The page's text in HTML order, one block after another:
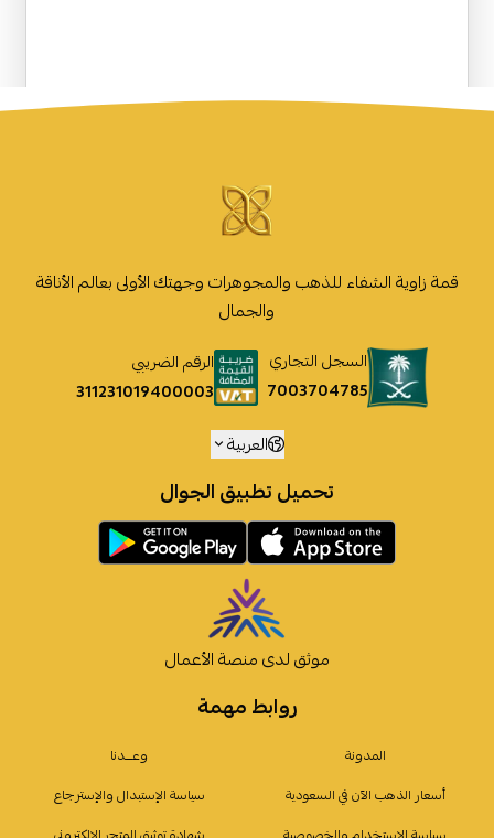
روابط مهمة
المدونة
وعـــدنا
أسعار الذهب الآن في السعودية
سياسة الإستبدال والإسترجاع
قمة زاوية الشفاء للذهب والمجوهرات وجهتك الأولى بعالم الأناقة
والجمال
السجل التجاري
7003704785
الرقم الضريبي
311231019400003
العربية
تحميل تطبيق الجوال
موثق لدى منصة الأعمال